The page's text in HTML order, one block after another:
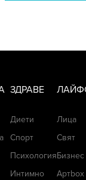
ЗДРАВЕ
Диети
Спорт
Психология
Интимно
Лица
Свят
Бизнес
Артbox